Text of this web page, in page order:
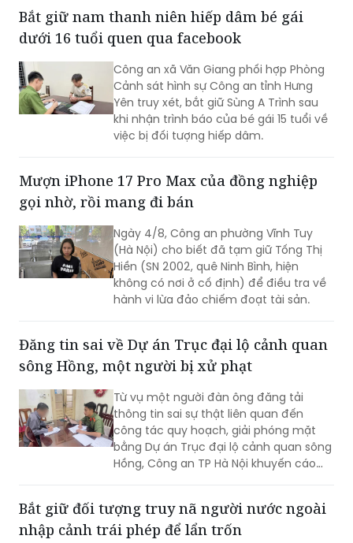
với Nguyễn Văn Nhớ (sinh năm - SN
1998) và Nguyễn Tiến Vũ (SN 1997) về
tội "Tổ chức sử dụng trái phép chất ma
Nguyễn Quang Vinh (SN 1995) và Trần
Mạnh Cường (SN 2003) về tội "Mua bán
trái phép chất ma túy".
Bắt giữ nam thanh niên hiếp dâm bé gái
dưới 16 tuổi quen qua facebook
Công an xã Văn Giang phối hợp Phòng
Cảnh sát hình sự Công an tỉnh Hưng
khi nhận trình báo của bé gái 15 tuổi về
việc bị đối tượng hiếp dâm.
Mượn iPhone 17 Pro Max của đồng nghiệp
gọi nhờ, rồi mang đi bán
Ngày 4/8, Công an phường Vĩnh Tuy
(Hà Nội) cho biết đã tạm giữ Tống Thị
không có nơi ở cố định) để điều tra về
hành vi lừa đảo chiếm đoạt tài sản.
Đăng tin sai về Dự án Trục đại lộ cảnh quan
sông Hồng, một người bị xử phạt
Từ vụ một người đàn ông đăng tải
thông tin sai sự thật liên quan đến
bằng Dự án Trục đại lộ cảnh quan sông
Hồng, Công an TP Hà Nội khuyến cáo
người dân cần kiểm chứng nguồn tin